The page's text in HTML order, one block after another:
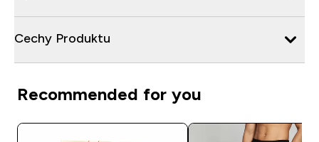
Cechy Produktu
Recommended for you